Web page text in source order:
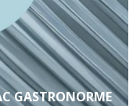
GASTRONORME